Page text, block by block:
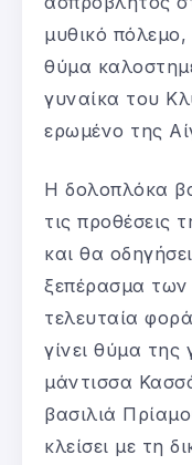
μυθικό
θύμα
γυναίκα του
ερωμένο της
Η δολοπλόκα
τις προθέσεις
και θα
ξεπέρασμα των
τελευταία
γίνει θύμα της
μάντισσα
βασιλιά
κλείσει με τη